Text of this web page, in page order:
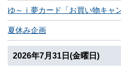
ゆ～ｉ夢カード「お買い物キャ
夏休み企画
2026年7月31日(金曜日)